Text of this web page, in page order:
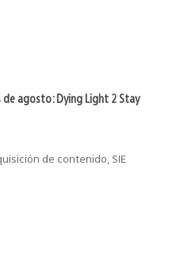
de agosto: Dying Light 2 Stay
de contenido, SIE